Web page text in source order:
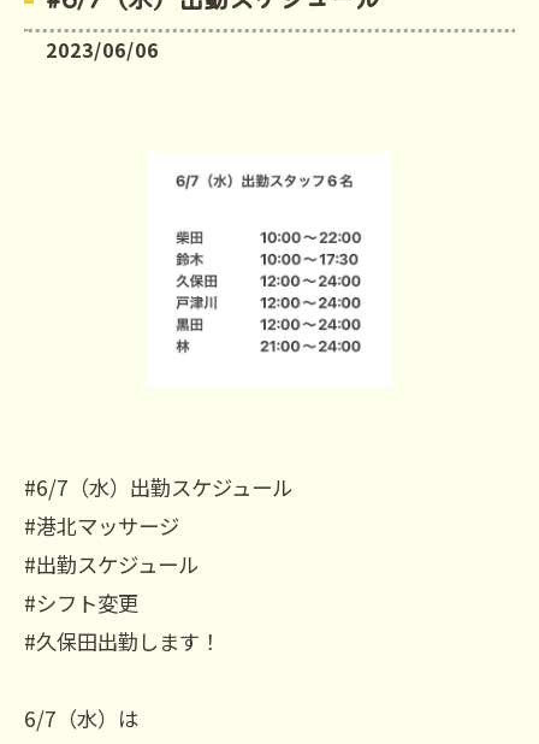
2023/06/06
#6/7（水）出勤スケジュール
#港北マッサージ
#出勤スケジュール
#シフト変更
#久保田出勤します！
6/7（水）は